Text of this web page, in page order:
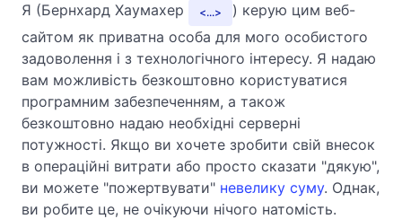
Я (Бернхард Хаумахер
...
) керую цим веб-
сайтом як приватна особа для мого особистого
задоволення і з технологічного інтересу. Я надаю
вам можливість безкоштовно користуватися
програмним забезпеченням, а також
безкоштовно надаю необхідні серверні
потужності. Якщо ви хочете зробити свій внесок
в операційні витрати або просто сказати "дякую",
ви можете "пожертвувати" невелику суму. Однак,
ви робите це, не очікуючи нічого натомість.